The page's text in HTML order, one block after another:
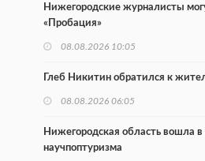
Нижегородские журналисты
«Пробация»
08.08.2026 10:05
Глеб Никитин обратился к
08.08.2026 06:05
Нижегородская область вошла в
научпоптуризма